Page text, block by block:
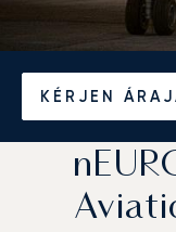
KÉRJEN
Kezdőlap Hírek és